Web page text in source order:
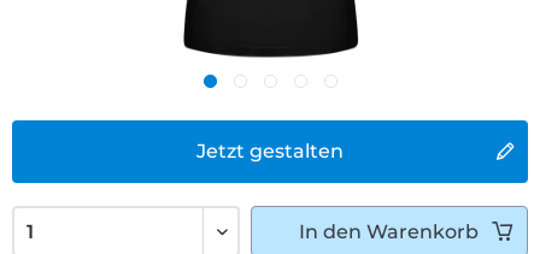
Jetzt gestalten
In den Warenkorb